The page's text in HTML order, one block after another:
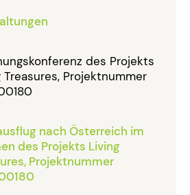
des Projekts
Treasures, Projektnummer
nach Österreich im
des Projekts Living
Projektnummer